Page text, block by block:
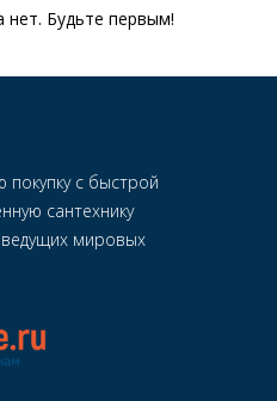
Будьте первым!
покупку с быстрой
сантехнику
мировых